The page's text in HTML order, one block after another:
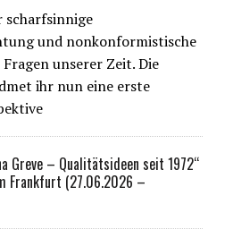
und nonkonformistische
unserer Zeit. Die
ihr nun eine erste
Greve – Qualitätsideen seit 1972“
Frankfurt (27.06.2026 –